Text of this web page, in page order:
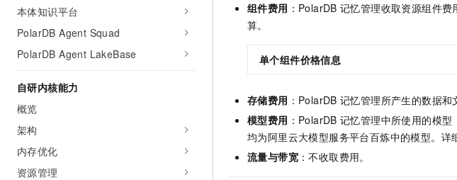
本体知识平台
PolarDB Agent Squad
PolarDB Agent LakeBase
自研内核能力
概览
架构
内存优化
资源管理
组件费用 ： PolarDB 记忆管理收取资源组件费
算。
单个组件价格信息
存储费用 ： PolarDB 记忆管理所产生的数据和
模型费用 ： PolarDB 记忆管理中所使用的模型
均为阿里云大模型服务平台百炼中的模型。详
流量与带宽 ：不收取费用。